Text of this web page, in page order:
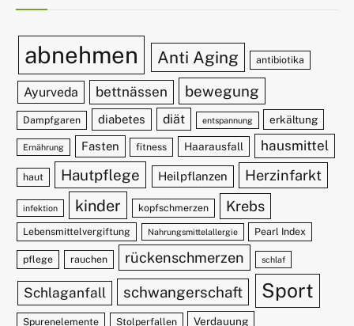
abnehmen Anti Aging antibiotika
Ayurveda bettnässen bewegung
Dampfgaren diabetes diät entspannung erkältung
Ernährung Fasten fitness Haarausfall hausmittel
haut Hautpflege Heilpflanzen Herzinfarkt
infektion kinder kopfschmerzen Krebs
Lebensmittelvergiftung Nahrungsmittelallergie Pearl Index
pflege rauchen rückenschmerzen schlaf
Schlaganfall schwangerschaft Sport
Spurenelemente Stolperfallen Verdauung